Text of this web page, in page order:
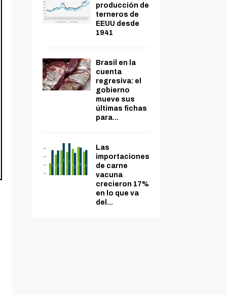
producción de
terneros de
EEUU desde
1941
Brasil en la
cuenta
regresiva: el
gobierno
mueve sus
últimas fichas
para...
Las
importaciones
de carne
vacuna
crecieron 17%
en lo que va
del...